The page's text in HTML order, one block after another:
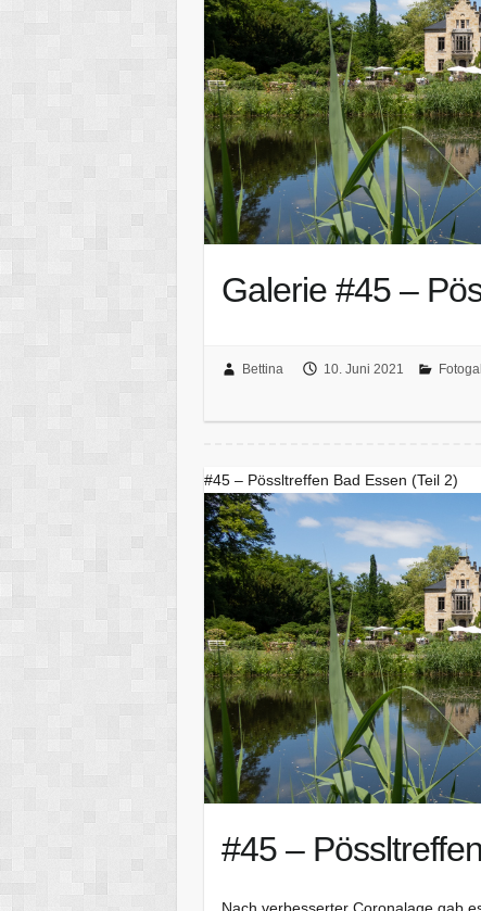
Galerie #45 –
Bettina 10. Juni 2021
#45 – Pössltreffen Bad Essen (Teil 2)
#45 –